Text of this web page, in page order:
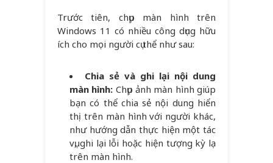
Trước tiên, chụp màn hình trên
Windows 11 có nhiều công dụng hữu
ích cho mọi người cụ thể như sau:
Chia sẻ và ghi lại nội dung
màn hình: Chụp ảnh màn hình giúp
bạn có thể chia sẻ nội dung hiển
thị trên màn hình với người khác,
như hướng dẫn thực hiện một tác
vụ, ghi lại lỗi hoặc hiện tượng kỳ lạ
trên màn hình.